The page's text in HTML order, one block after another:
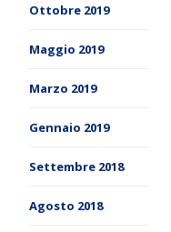
Ottobre 2019
Maggio 2019
Marzo 2019
Gennaio 2019
Settembre 2018
Agosto 2018